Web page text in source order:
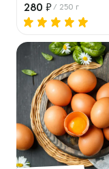
280 / 250 г